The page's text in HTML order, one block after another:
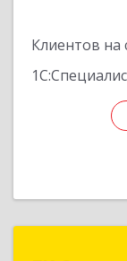
Клиентов